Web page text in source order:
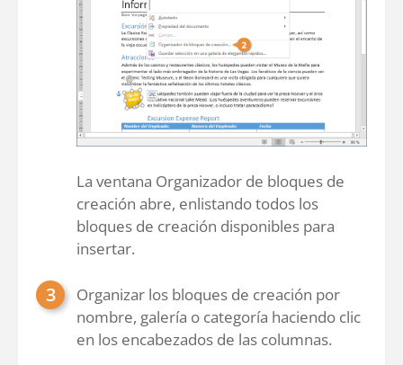
La ventana Organizador de bloques de
creación abre, enlistando todos los
bloques de creación disponibles para
insertar.
Organizar los bloques de creación por
nombre, galería o categoría haciendo clic
en los encabezados de las columnas.